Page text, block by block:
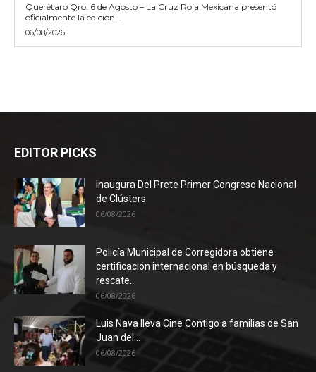
Querétaro Qro. 6 de Agosto – La Cruz Roja Mexicana presentó
oficialmente la edición...
06/08/2026
EDITOR PICKS
Inaugura Del Prete Primer Congreso Nacional
de Clústers
06/08/2026
Policía Municipal de Corregidora obtiene
certificación internacional en búsqueda y
rescate...
06/08/2026
Luis Nava lleva Cine Contigo a familias de San
Juan del...
06/08/2026